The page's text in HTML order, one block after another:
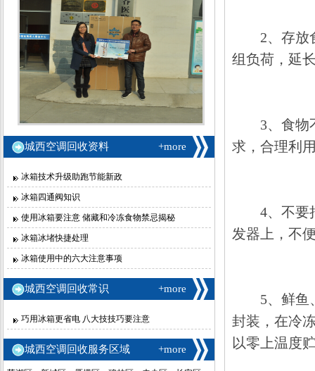
+more
城西空调回收资料
冰箱技术升级助跑节能新政
冰箱四通阀知识
使用冰箱要注意 储藏和冷冻食物禁忌揭秘
冰箱冰堵快捷处理
冰箱使用中的六大注意事项
+more
城西空调回收常识
巧用冰箱更省电 八大技技巧要注意
+more
城西空调回收服务区域
2、存放食
组负荷，延
3、食物不
求，合理利
4、不要把
发器上，不
5、鲜鱼、
封装，在冷
以零上温度